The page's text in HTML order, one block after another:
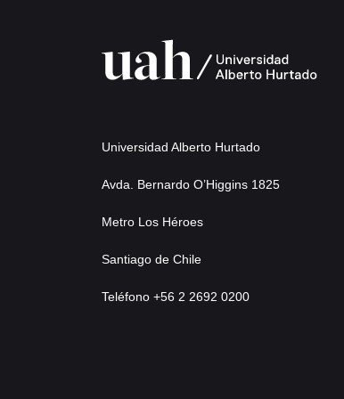
Universidad Alberto Hurtado
Avda. Bernardo O’Higgins 1825
Metro Los Héroes
Santiago de Chile
Teléfono +56 2 2692 0200